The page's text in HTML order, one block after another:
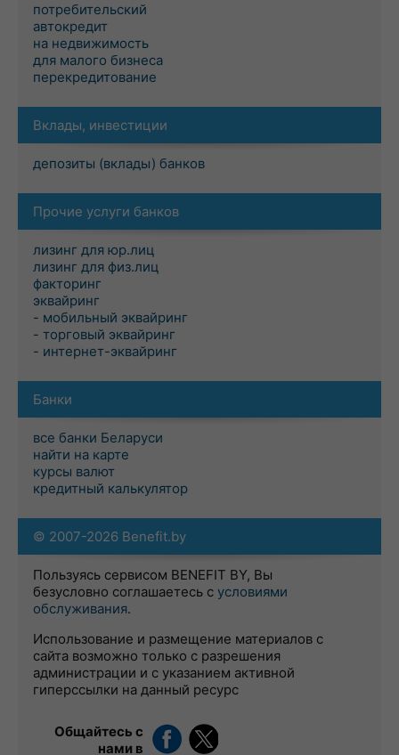
потребительский
автокредит
на недвижимость
для малого бизнеса
перекредитование
Вклады, инвестиции
депозиты (вклады) банков
Прочие услуги банков
лизинг для юр.лиц
лизинг для физ.лиц
факторинг
эквайринг
- мобильный эквайринг
- торговый эквайринг
- интернет-эквайринг
Банки
все банки Беларуси
найти на карте
курсы валют
кредитный калькулятор
© 2007-2026 Benefit.by
Пользуясь сервисом BENEFIT BY, Вы
безусловно соглашаетесь с условиями
обслуживания.
Использование и размещение материалов с
сайта возможно только с разрешения
администрации и с указанием активной
гиперссылки на данный ресурс
Общайтесь с
нами в